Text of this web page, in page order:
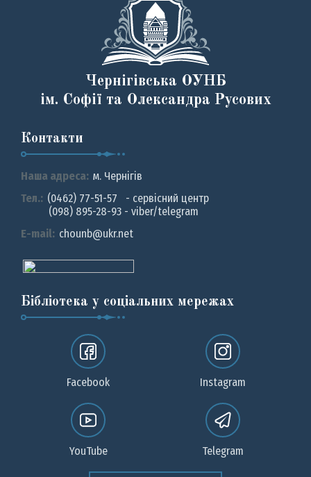
Чернігівська ОУНБ
ім. Софії та Олександра Русових
Контакти
Наша адреса: м. Чернiгiв
Тел.: (0462) 77-51-57 - сервісний центр
(098) 895-28-93 - viber/telegram
E-mail: chounb@ukr.net
Бібліотека у соціальних мережах
Facebook Instagram
YouTube Telegram